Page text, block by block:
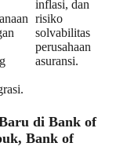
inflasi, dan
risiko
solvabilitas
perusahaan
asuransi.
di Bank of
Bank of